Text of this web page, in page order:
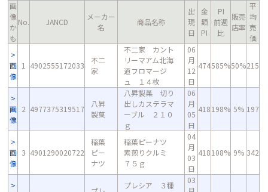
画
像
か
も
No. JANCD
メーカー
名
商品名称
出
現
日
金
額
PI
PI
前週
比
販売
店率
平
均
売
価
画
像
1 4902555172033
不二
家
不二家 カント
リーマアム北海
道フロマージ
ュ １４枚
06
月
12
日
474585%50%215
画
像
2 4977375319517
八昇
製菓
八昇製菓 切り
出しカステラマ
ーブル ２１０
ｇ
06
月
05
日
418198% 5% 197
画
像
3 4901290020722
稲葉
ピー
ナツ
稲葉ピーナツ
素煎りクルミ
７５ｇ
04
月
03
日
418108% 9% 342
プレシア ３種
03